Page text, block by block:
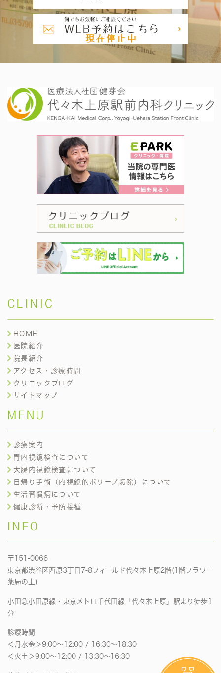
CLINIC
HOME
医院紹介
院長紹介
アクセス・診療時間
クリニックブログ
サイトマップ
MENU
診療案内
胃内視鏡検査について
大腸内視鏡検査について
日帰り手術（内視鏡的ポリープ切除）について
生活習慣病について
健康診断・予防接種
INFO
〒151-0066
東京都渋谷区西原3丁目7-8フィールド代々木上原2階(1階フラワー
薬局の上)
小田急小田原線・東京メトロ千代田線「代々木上原」駅より徒歩1
分
診療時間
＜月水金＞9:00〜12:00 / 16:30〜18:30
＜火土＞9:00〜12:00 / 13:30〜16:30